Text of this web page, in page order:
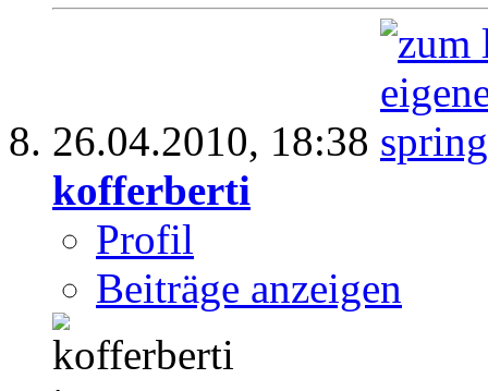
26.04.2010, 18:38
kofferberti
Profil
Beiträge anzeigen